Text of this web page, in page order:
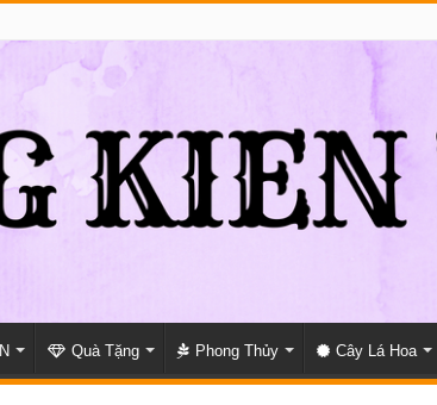
Quà Tặng Phong Thủy Cây Lá Hoa